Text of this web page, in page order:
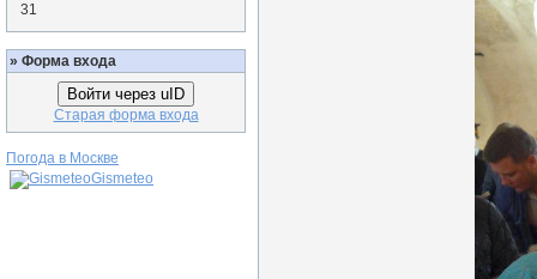
31
» Форма входа
Войти через uID
Старая форма входа
Погода в Москве
Gismeteo